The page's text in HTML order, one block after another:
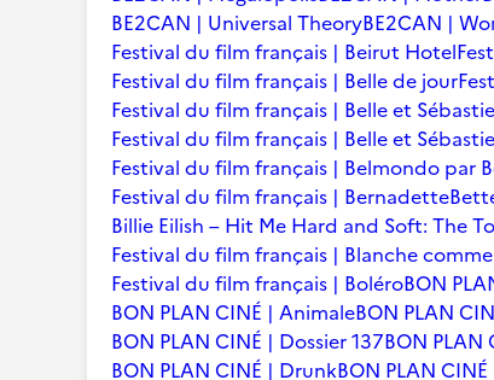
BE2CAN | Universal TheoryBE2CAN |
Festival du film français | Beirut Hotel
Festival du film français | Belle de jour
Festival du film français | Belle et
Festival du film français | Belle et
Festival du film français | Belmondo par
Festival du film français | Bernadette
Billie Eilish – Hit Me Hard and Soft: The
Festival du film français | Blanche
Festival du film français | BoléroBON
BON PLAN CINÉ | AnimaleBON PLAN
BON PLAN CINÉ | Dossier 137BON
BON PLAN CINÉ | DrunkBON PLAN